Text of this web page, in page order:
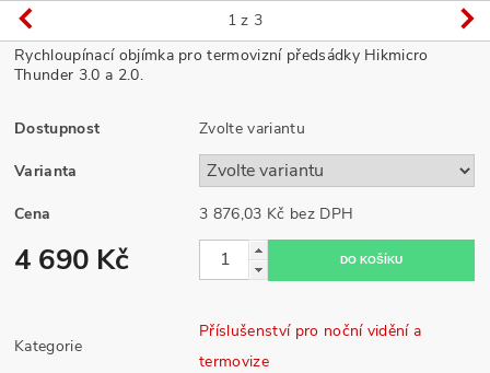
1 z 3
Rychloupínací objímka pro termovizní předsádky Hikmicro
Thunder 3.0 a 2.0.
Dostupnost Zvolte variantu
Varianta
Cena 3 876,03 Kč bez DPH
4 690 Kč
Kategorie
Příslušenství pro noční vidění a
termovize